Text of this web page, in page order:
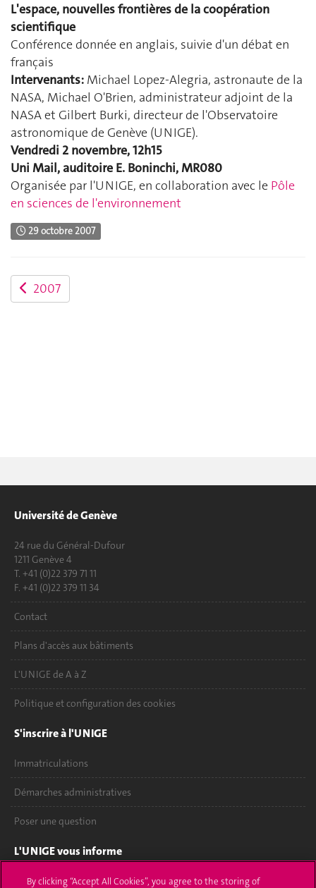
L'espace, nouvelles frontières de la coopération
scientifique
Conférence donnée en anglais, suivie d'un débat en
français
Intervenants: Michael Lopez-Alegria, astronaute de la
NASA, Michael O'Brien, administrateur adjoint de la
NASA et Gilbert Burki, directeur de l'Observatoire
astronomique de Genève (UNIGE).
Vendredi 2 novembre, 12h15
Uni Mail, auditoire E. Boninchi, MR080
Organisée par l'UNIGE, en collaboration avec le Pôle
en sciences de l'environnement
29 octobre 2007
2007
Université de Genève
24 rue du Général-Dufour
1211 Genève 4
T. +41 (0)22 379 71 11
F. +41 (0)22 379 11 34
Contact
Plans d'accès aux bâtiments
L'UNIGE de A à Z
Politique et configuration des cookies
S'inscrire à l'UNIGE
Immatriculations
Démarches administratives
Poser une question
L'UNIGE vous informe
UNIGE Mobile
By clicking “Accept All Cookies”, you agree to the storing of